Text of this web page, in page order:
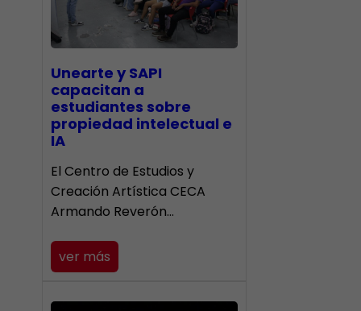
Unearte y SAPI
capacitan a
estudiantes sobre
propiedad intelectual e
IA
El Centro de Estudios y
Creación Artística CECA
Armando Reverón…
ver más